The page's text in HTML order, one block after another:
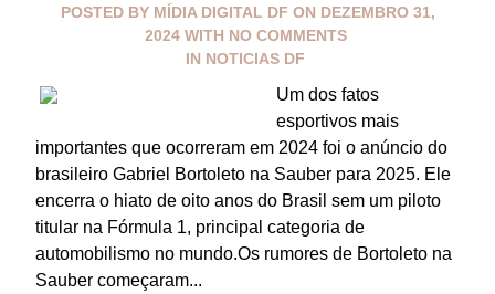
POSTED BY MÍDIA DIGITAL DF ON DEZEMBRO 31,
2024WITH NO COMMENTS
IN NOTICIAS DF
Um dos fatos
esportivos mais
importantes que ocorreram em 2024 foi o anúncio do
brasileiro Gabriel Bortoleto na Sauber para 2025. Ele
encerra o hiato de oito anos do Brasil sem um piloto
titular na Fórmula 1, principal categoria de
automobilismo no mundo.Os rumores de Bortoleto na
Sauber começaram...